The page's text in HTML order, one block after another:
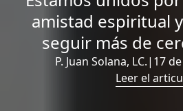
amistad espiritual
seguir más de
P. Juan Solana, LC.| 17
Leer el